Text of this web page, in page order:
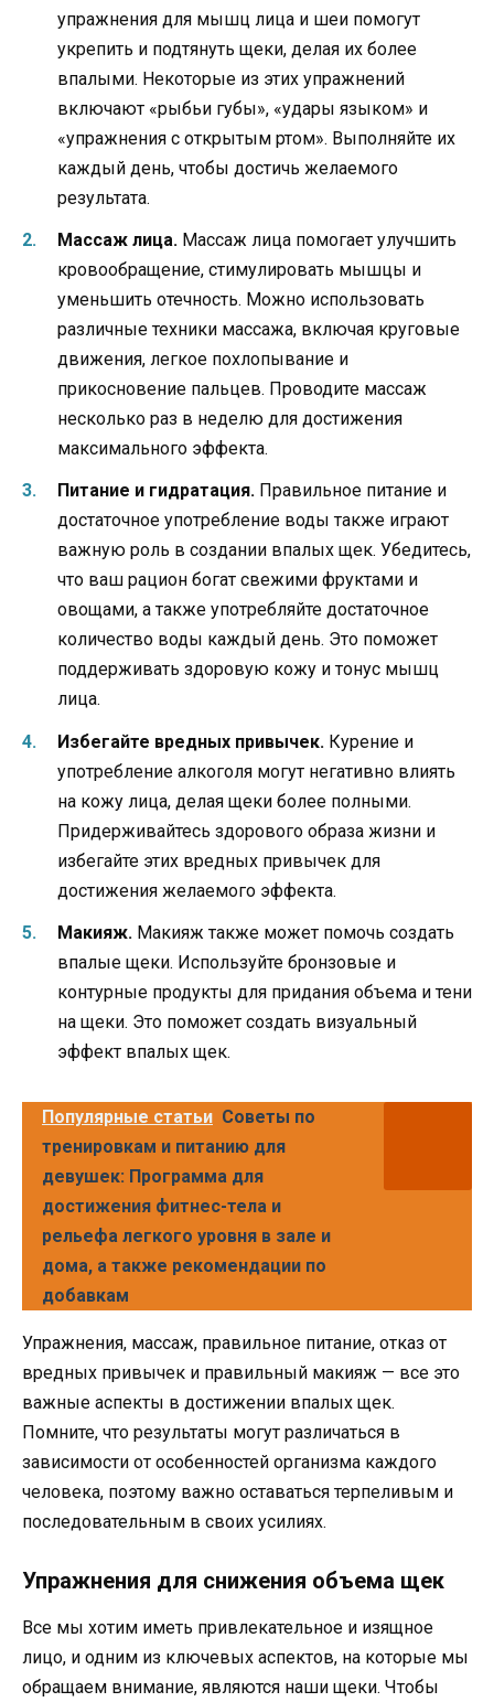
упражнения для мышц лица и шеи помогут
укрепить и подтянуть щеки, делая их более
впалыми. Некоторые из этих упражнений
включают «рыбьи губы», «удары языком» и
«упражнения с открытым ртом». Выполняйте их
каждый день, чтобы достичь желаемого
результата.
Массаж лица. Массаж лица помогает улучшить
кровообращение, стимулировать мышцы и
уменьшить отечность. Можно использовать
различные техники массажа, включая круговые
движения, легкое похлопывание и
прикосновение пальцев. Проводите массаж
несколько раз в неделю для достижения
максимального эффекта.
Питание и гидратация. Правильное питание и
достаточное употребление воды также играют
важную роль в создании впалых щек. Убедитесь,
что ваш рацион богат свежими фруктами и
овощами, а также употребляйте достаточное
количество воды каждый день. Это поможет
поддерживать здоровую кожу и тонус мышц
лица.
Избегайте вредных привычек. Курение и
употребление алкоголя могут негативно влиять
на кожу лица, делая щеки более полными.
Придерживайтесь здорового образа жизни и
избегайте этих вредных привычек для
достижения желаемого эффекта.
Макияж. Макияж также может помочь создать
впалые щеки. Используйте бронзовые и
контурные продукты для придания объема и тени
на щеки. Это поможет создать визуальный
эффект впалых щек.
Популярные статьи Советы по
тренировкам и питанию для
девушек: Программа для
достижения фитнес-тела и
рельефа легкого уровня в зале и
дома, а также рекомендации по
добавкам
Упражнения, массаж, правильное питание, отказ от
вредных привычек и правильный макияж — все это
важные аспекты в достижении впалых щек.
Помните, что результаты могут различаться в
зависимости от особенностей организма каждого
человека, поэтому важно оставаться терпеливым и
последовательным в своих усилиях.
Упражнения для снижения объема щек
Все мы хотим иметь привлекательное и изящное
лицо, и одним из ключевых аспектов, на которые мы
обращаем внимание, являются наши щеки. Чтобы